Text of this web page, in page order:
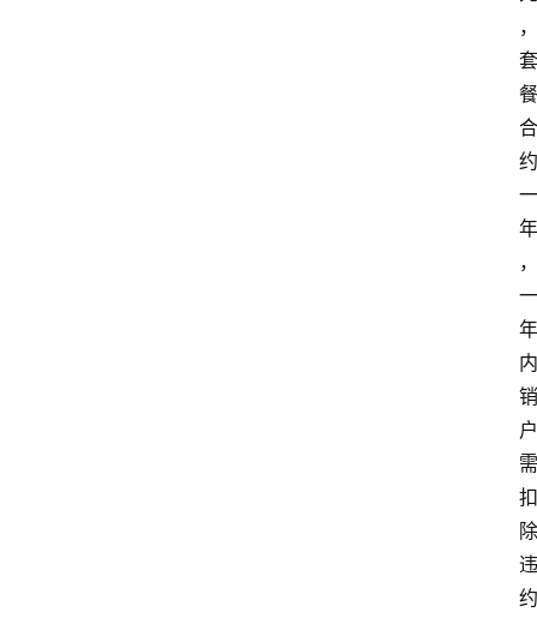
，
套
餐
合
约
一
年
，
一
年
内
销
户
需
扣
除
违
约